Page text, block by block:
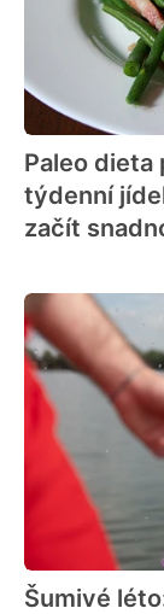
Paleo
týdenní
začít
Šumivé